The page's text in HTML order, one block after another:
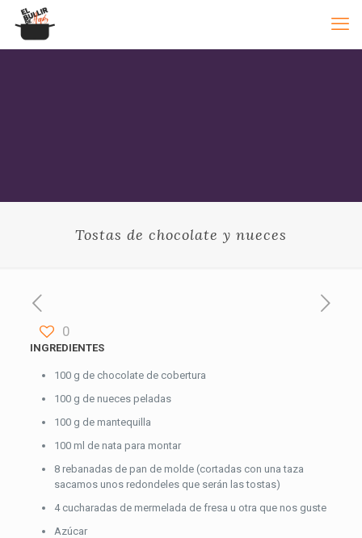
Tostas de chocolate y nueces
0
INGREDIENTES
100 g de chocolate de cobertura
100 g de nueces peladas
100 g de mantequilla
100 ml de nata para montar
8 rebanadas de pan de molde (cortadas con una taza
sacamos unos redondeles que serán las tostas)
4 cucharadas de mermelada de fresa u otra que nos guste
Azúcar